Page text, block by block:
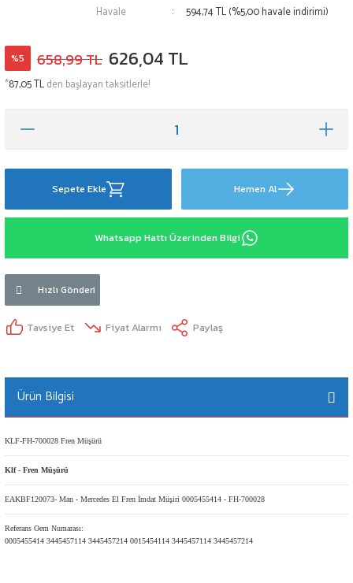
Havale
594,74 TL (%5,00 havale indirimi)
%5 658,99 TL 626,04 TL
*87,05 TLden başlayan taksitlerle!
Sepete Ekle Hemen Al
Whatsapp Hattı Üzerinden Bilgi
Hızlı Gönderi
Tavsiye Et Fiyat Alarmı Paylaş
Ürün Bilgisi
KLF-FH-700028 Fren Müşürü
Klf - Fren Müşürü
EAKBF120073- Man - Mercedes El Fren İmdat Müşiri 0005455414 - FH-700028
Referans Oem Numarası:
0005455414 3445457114 3445457214 0015454114 3445457114 3445457214